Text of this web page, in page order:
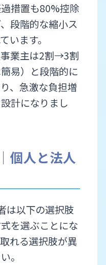
措置も80%控除
段階的な縮小ス
います。
業主は2割→3割
易）と段階的に
、急激な負担増
計になりまし
個人と法人
は以下の選択肢
を選ぶことにな
れる選択肢が異
。